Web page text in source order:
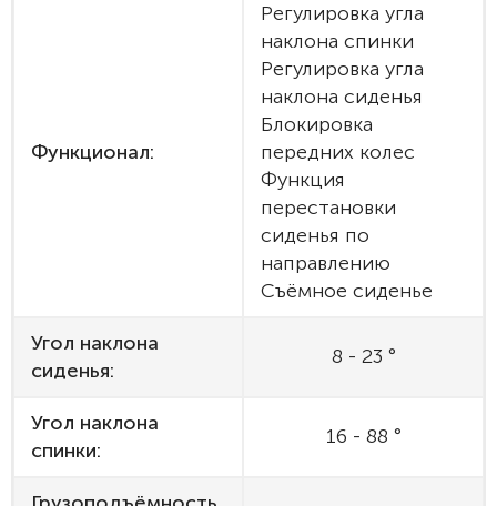
Функционал:
Регулировка угла
наклона спинки
Регулировка угла
наклона сиденья
Блокировка
передних колес
Функция
перестановки
сиденья по
направлению
Съёмное сиденье
Угол наклона
сиденья:
8 - 23 °
Угол наклона
спинки:
16 - 88 °